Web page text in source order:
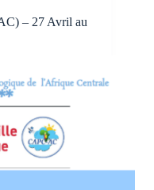
– 27 Avril au